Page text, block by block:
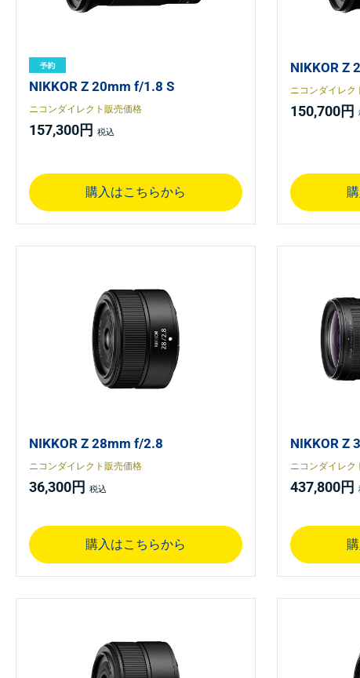
NIKKOR Z 20mm f/1.8 S
ニコンダイレクト販売価格
157,300円
購入はこちらから
NIKKOR Z
ニコンダイレク
150,700円
NIKKOR Z 28mm f/2.8
ニコンダイレクト販売価格
36,300円
購入はこちらから
NIKKOR Z
ニコンダイレク
437,800円